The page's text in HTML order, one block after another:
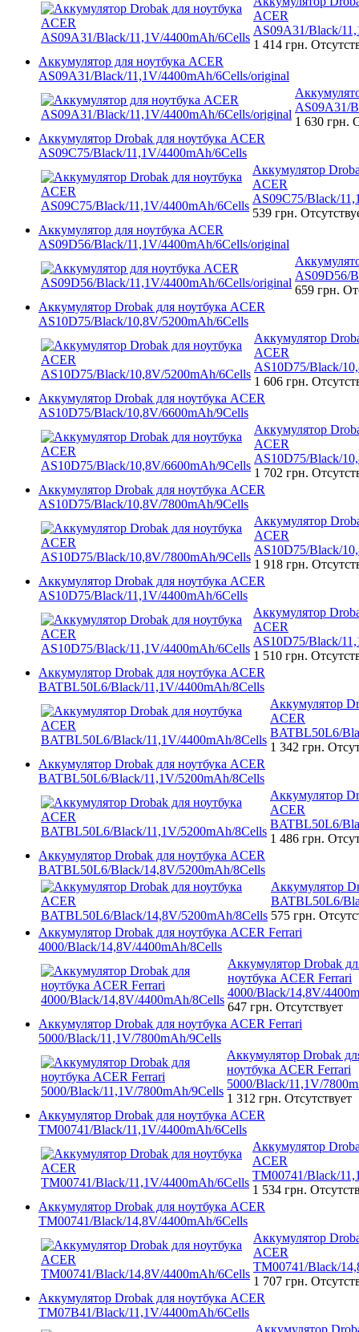
ACER
AS09A31/Black/
1 414 грн.
Аккумулятор для ноутбука ACER
AS09A31/Black/11,1V/4400mAh/6Cells/original
AS09A31/
1 630 грн.
Аккумулятор Drobak для ноутбука ACER
AS09C75/Black/11,1V/4400mAh/6Cells
Аккумулятор
ACER
AS09C75/Black/
539 грн.
Аккумулятор для ноутбука ACER
AS09D56/Black/11,1V/4400mAh/6Cells/original
AS09D56/
659 грн.
Аккумулятор Drobak для ноутбука ACER
AS10D75/Black/10,8V/5200mAh/6Cells
Аккумулятор
ACER
AS10D75/Black/
1 606 грн.
Аккумулятор Drobak для ноутбука ACER
AS10D75/Black/10,8V/6600mAh/9Cells
Аккумулятор
ACER
AS10D75/Black/
1 702 грн.
Аккумулятор Drobak для ноутбука ACER
AS10D75/Black/10,8V/7800mAh/9Cells
Аккумулятор
ACER
AS10D75/Black/
1 918 грн.
Аккумулятор Drobak для ноутбука ACER
AS10D75/Black/11,1V/4400mAh/6Cells
Аккумулятор
ACER
AS10D75/Black/
1 510 грн.
Аккумулятор Drobak для ноутбука ACER
BATBL50L6/Black/11,1V/4400mAh/8Cells
Аккумулятор
ACER
BATBL50L6/
1 342 грн.
Аккумулятор Drobak для ноутбука ACER
BATBL50L6/Black/11,1V/5200mAh/8Cells
Аккумулятор
ACER
BATBL50L6/
1 486 грн.
Аккумулятор Drobak для ноутбука ACER
BATBL50L6/Black/14,8V/5200mAh/8Cells
Аккумулятор
BATBL50L6/
575 грн.
Аккумулятор Drobak для ноутбука ACER Ferrari
4000/Black/14,8V/4400mAh/8Cells
Аккумулятор Drobak
ноутбука ACER Ferrari
4000/Black/14,8V/
647 грн. Отсутствует
Аккумулятор Drobak для ноутбука ACER Ferrari
5000/Black/11,1V/7800mAh/9Cells
Аккумулятор Drobak
ноутбука ACER Ferrari
5000/Black/11,1V/
1 312 грн. Отсутствует
Аккумулятор Drobak для ноутбука ACER
TM00741/Black/11,1V/4400mAh/6Cells
Аккумулятор
ACER
TM00741/Black/
1 534 грн.
Аккумулятор Drobak для ноутбука ACER
TM00741/Black/14,8V/4400mAh/6Cells
Аккумулятор
ACER
TM00741/Black/
1 707 грн.
Аккумулятор Drobak для ноутбука ACER
TM07B41/Black/11,1V/4400mAh/6Cells
Аккумулятор